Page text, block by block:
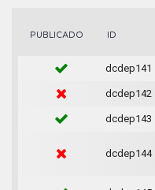
PUBLICADO ID
dcdep141
dcdep142
dcdep143
dcdep144